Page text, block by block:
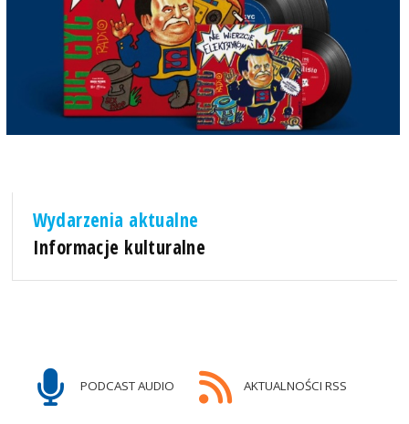
Wydarzenia aktualne
Informacje kulturalne
PODCAST AUDIO AKTUALNOŚCI RSS